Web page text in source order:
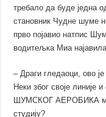
требало да буде једна
становник Чудне шуме
прво појавио натпис
водитељка Миа
– Драги гледаоци, ово
Неки због своје линије
ШУМСКОГ АЕРОБИКА
студију?